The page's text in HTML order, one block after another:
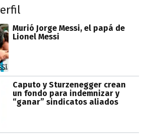
Murió Jorge Messi, el papá de
Lionel Messi
Caputo y Sturzenegger crean
un fondo para indemnizar y
“ganar” sindicatos aliados